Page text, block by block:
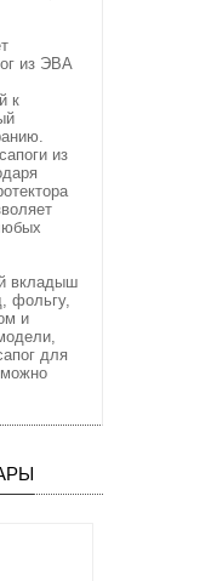
из ЭВА
к
из
вкладыш
фольгу,
и
для